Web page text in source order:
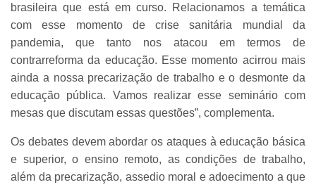
brasileira que está em curso. Relacionamos a temática
com esse momento de crise sanitária mundial da
pandemia, que tanto nos atacou em termos de
contrarreforma da educação. Esse momento acirrou mais
ainda a nossa precarização de trabalho e o desmonte da
educação pública. Vamos realizar esse seminário com
mesas que discutam essas questões”, complementa.
Os debates devem abordar os ataques à educação básica
e superior, o ensino remoto, as condições de trabalho,
além da precarização, assedio moral e adoecimento a que